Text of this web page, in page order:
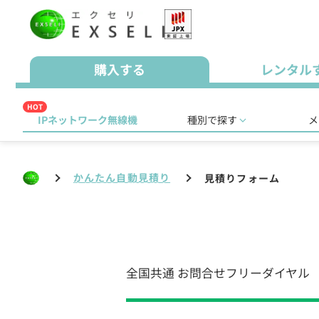
購入する レンタル
HOT
IPネットワーク無線機 種別で探す
かんたん自動見積り 見積りフォーム
全国共通 お問合せフリーダイヤル